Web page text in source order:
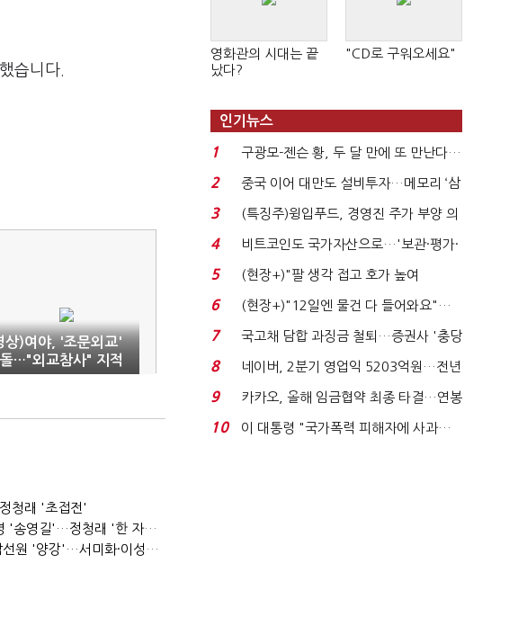
습니다.
상)여야, '조문외교'
…"외교참사" 지적
"장례미사가 진짜 국
청래 '초접전'
(정기여론조사)③2순위, 10명 중 4명 '송영길'…정청래 '한 자릿수'
(정기여론조사)④최고위원 최민희·박선원 '양강'…서미화·이성윤·임미애 뒤이어
영화관의 시대는 끝
났다?
"CD로 구워오세요"
인기뉴스
1
구광모-젠슨 황, 두 달 만에 또 만난다…
로봇·AI 등 논...
2
중국 이어 대만도 설비투자…메모리 ‘삼
국전쟁’
3
(특징주)윙입푸드, 경영진 주가 부양 의
지에 상한가...
4
비트코인도 국가자산으로…'보관·평가·
처분' 기준은 ...
5
(현장+)"팔 생각 접고 호가 높여
요"…'덜 똘똘한 한 채' 20...
6
(현장+)"12일엔 물건 다 들어와요"…
빈 매대 채우며 문 연 ...
7
국고채 담합 과징금 철퇴…증권사 '충당
금 폭탄' 우려...
8
네이버, 2분기 영업익 5203억원…전년
비 0.2% 감소...
9
카카오, 올해 임금협약 최종 타결…연봉
6.3% 인상·격려...
10
이 대통령 "국가폭력 피해자에 사과…